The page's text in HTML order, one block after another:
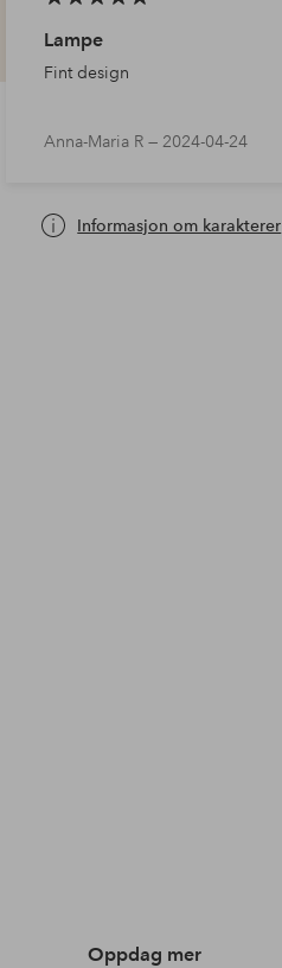
Lampe
Fint design
Anna-Maria R —2024-04-24
Informasjon om karakterer
Oppdag mer